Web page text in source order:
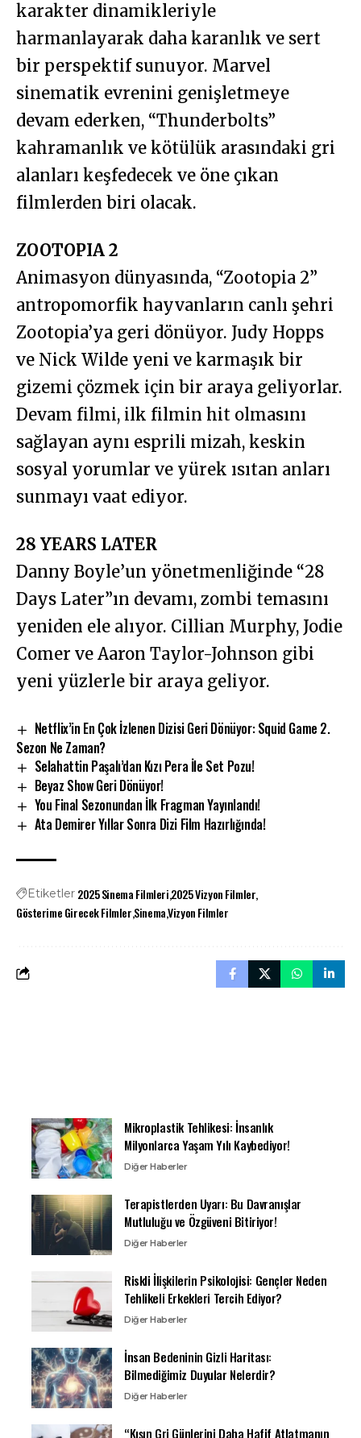
karakter dinamikleriyle
harmanlayarak daha karanlık ve sert
bir perspektif sunuyor. Marvel
sinematik evrenini genişletmeye
devam ederken, “Thunderbolts”
kahramanlık ve kötülük arasındaki gri
alanları keşfedecek ve öne çıkan
filmlerden biri olacak.
ZOOTOPIA 2
Animasyon dünyasında, “Zootopia 2”
antropomorfik hayvanların canlı şehri
Zootopia’ya geri dönüyor. Judy Hopps
ve Nick Wilde yeni ve karmaşık bir
gizemi çözmek için bir araya geliyorlar.
Devam filmi, ilk filmin hit olmasını
sağlayan aynı esprili mizah, keskin
sosyal yorumlar ve yürek ısıtan anları
sunmayı vaat ediyor.
28 YEARS LATER
Danny Boyle’un yönetmenliğinde “28
Days Later”ın devamı, zombi temasını
yeniden ele alıyor. Cillian Murphy, Jodie
Comer ve Aaron Taylor-Johnson gibi
yeni yüzlerle bir araya geliyor.
Netflix’in En Çok İzlenen Dizisi Geri Dönüyor: Squid Game 2.
Sezon Ne Zaman?
Selahattin Paşalı’dan Kızı Pera İle Set Pozu!
Beyaz Show Geri Dönüyor!
You Final Sezonundan İlk Fragman Yayınlandı!
Ata Demirer Yıllar Sonra Dizi Film Hazırlığında!
Etiketler 2025 Sinema Filmleri2025 Vizyon Filmler
Gösterime Girecek FilmlerSinemaVizyon Filmler
Mikroplastik Tehlikesi: İnsanlık
Milyonlarca Yaşam Yılı Kaybediyor!
Diğer Haberler
Terapistlerden Uyarı: Bu Davranışlar
Mutluluğu ve Özgüveni Bitiriyor!
Diğer Haberler
Riskli İlişkilerin Psikolojisi: Gençler Neden
Tehlikeli Erkekleri Tercih Ediyor?
Diğer Haberler
İnsan Bedeninin Gizli Haritası:
Bilmediğimiz Duyular Nelerdir?
Diğer Haberler
“Kışın Gri Günlerini Daha Hafif Atlatmanın